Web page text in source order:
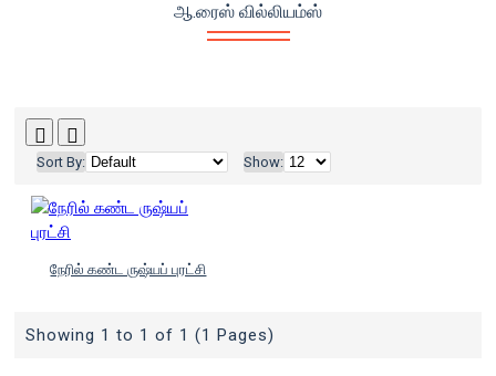
ஆ.ரைஸ் வில்லியம்ஸ்
Sort By: Show:
நேரில் கண்ட ருஷ்யப் புரட்சி
Showing 1 to 1 of 1 (1 Pages)